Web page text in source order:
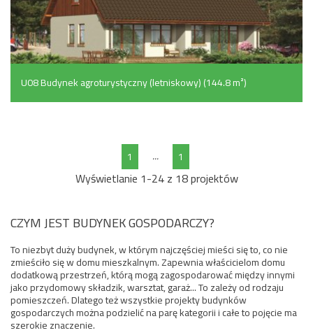
U08 Budynek agroturystyczny (letniskowy) (144.8 m²)
1 ... 1
Wyświetlanie 1-24 z 18 projektów
CZYM JEST BUDYNEK GOSPODARCZY?
To niezbyt duży budynek, w którym najczęściej mieści się to, co nie
zmieściło się w domu mieszkalnym. Zapewnia właścicielom domu
dodatkową przestrzeń, którą mogą zagospodarować między innymi
jako przydomowy składzik, warsztat, garaż... To zależy od rodzaju
pomieszczeń. Dlatego też wszystkie projekty budynków
gospodarczych można podzielić na parę kategorii i całe to pojęcie ma
szerokie znaczenie.